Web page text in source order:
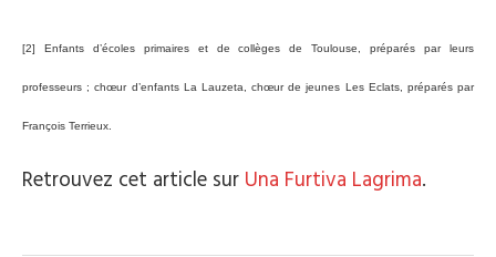
[2] Enfants d’écoles primaires et de collèges de Toulouse, préparés par leurs
professeurs ; chœur d’enfants La Lauzeta, chœur de jeunes Les Eclats, préparés par
François Terrieux.
Retrouvez cet article sur Una Furtiva Lagrima.